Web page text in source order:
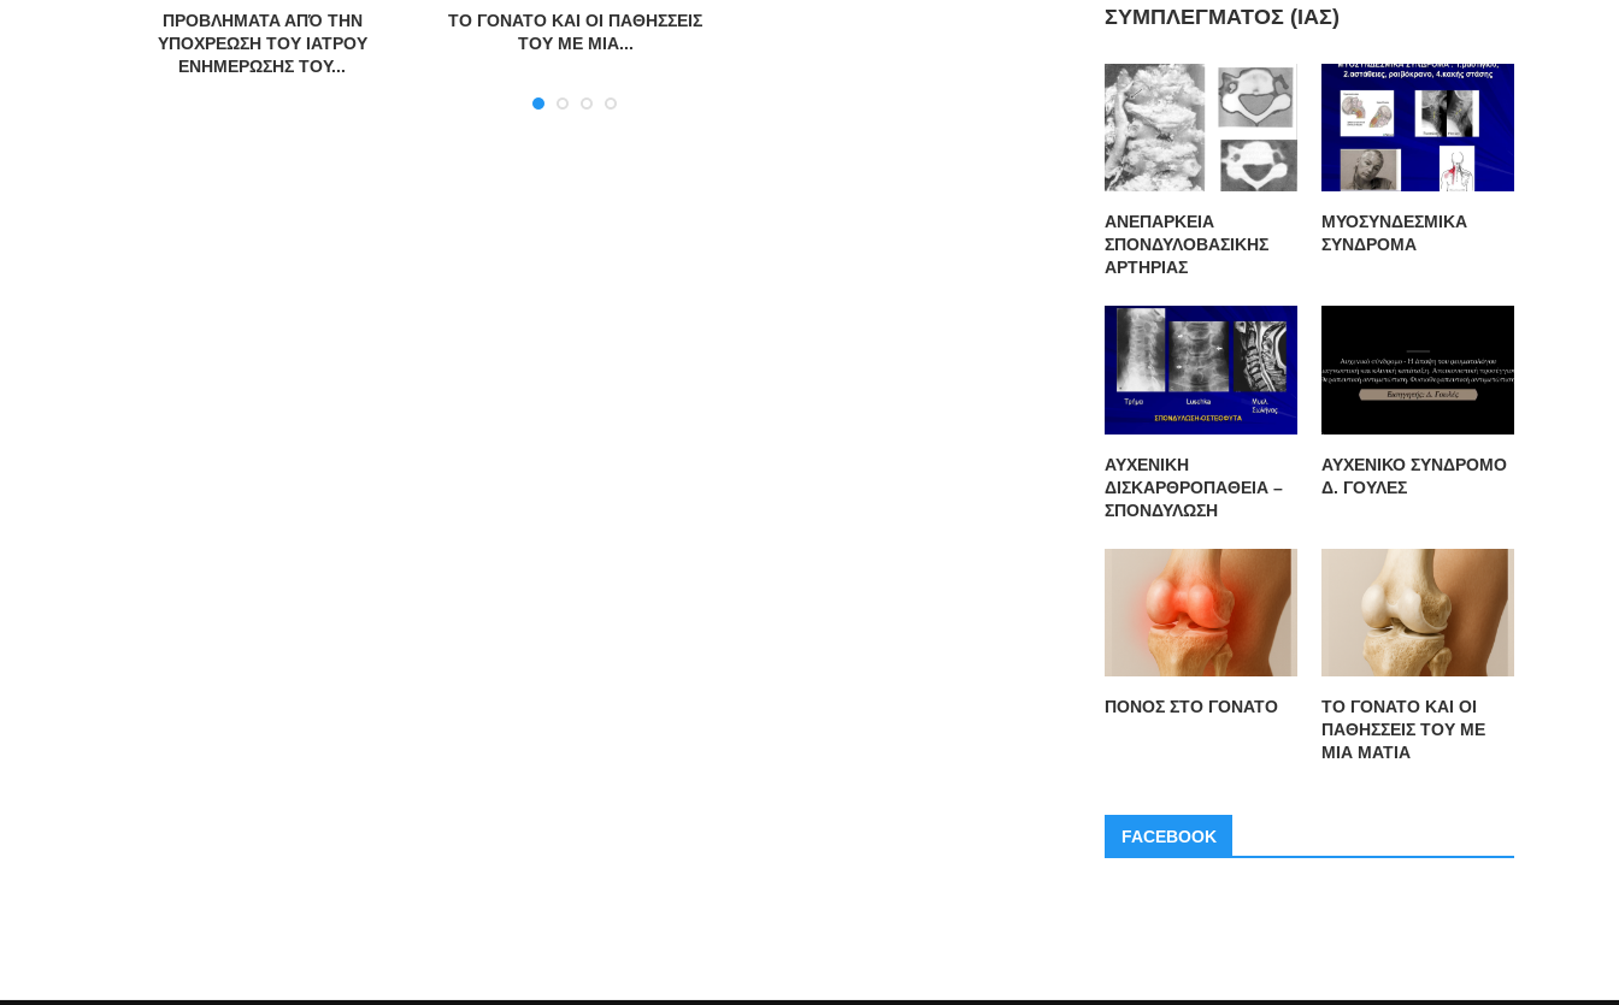
ΠΡΟΒΛΗΜΑΤΑ ΑΠΌ ΤΗΝ
ΥΠΟΧΡΕΩΣΗ ΤΟΥ ΙΑΤΡΟΥ
ΕΝΗΜΕΡΩΣΗΣ ΤΟΥ...
ΤΟ ΓΟΝΑΤΟ ΚΑΙ ΟΙ ΠΑΘΗΣΣΕΙΣ
ΤΟΥ ΜΕ ΜΙΑ...
ΤΕΛΕΤΗ ΥΠΟΔΟΧΗΣ ΓΕΩΡΓΙΟΥ
ΤΗΣ...
ΣΥΜΠΛΕΓΜΑΤΟΣ (ΙΑΣ)
ΑΝΕΠΑΡΚΕΙΑ
ΣΠΟΝΔΥΛΟΒΑΣΙΚΗΣ
ΑΡΤΗΡΙΑΣ
ΜΥΟΣΥΝΔΕΣΜΙΚΑ
ΣΥΝΔΡΟΜΑ
ΑΥΧΕΝΙΚΗ
ΔΙΣΚΑΡΘΡΟΠΑΘΕΙΑ –
ΣΠΟΝΔΥΛΩΣΗ
ΑΥΧΕΝΙΚΟ ΣΥΝΔΡΟΜΟ
Δ. ΓΟΥΛΕΣ
ΠΟΝΟΣ ΣΤΟ ΓΟΝΑΤΟ
ΤΟ ΓΟΝΑΤΟ ΚΑΙ ΟΙ
ΠΑΘΗΣΣΕΙΣ ΤΟΥ ΜΕ
ΜΙΑ ΜΑΤΙΑ
FACEBOOK